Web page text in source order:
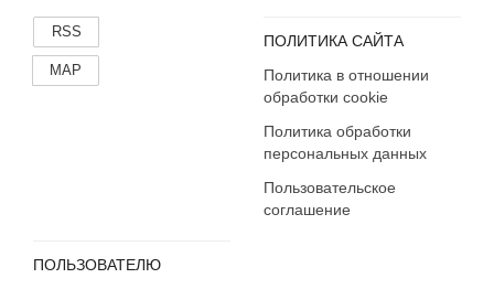
RSS
MAP
ПОЛИТИКА САЙТА
Политика в отношении
обработки cookie
Политика обработки
персональных данных
Пользовательское
соглашение
ПОЛЬЗОВАТЕЛЮ